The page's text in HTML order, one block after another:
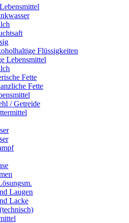
Flüssigkeiten
Lebensmittel
Fette
Fette
/ Getreide
Laugen
Lacke